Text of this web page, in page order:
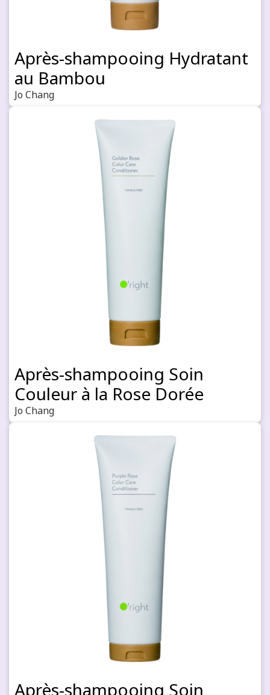
Après-shampooing Hydratant
au Bambou
Jo Chang
Après-shampooing Soin
Couleur à la Rose Dorée
Jo Chang
Après-shampooing Soin